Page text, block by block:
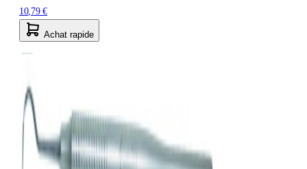
10,79 €
Achat rapide